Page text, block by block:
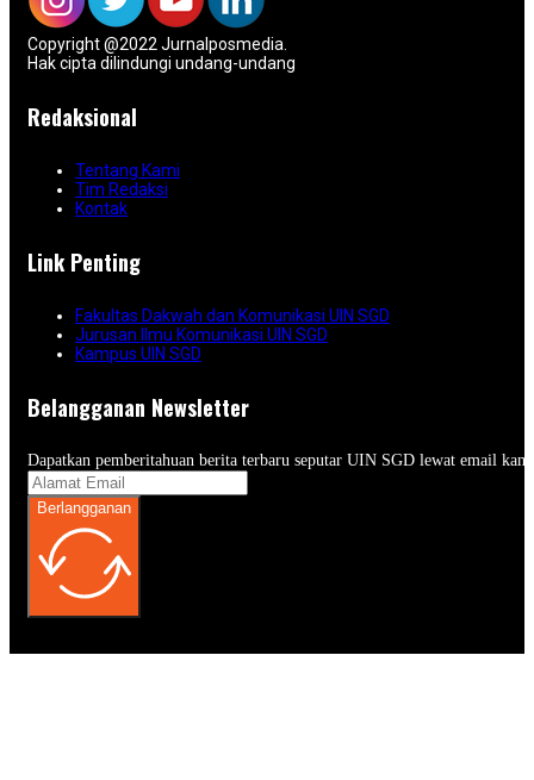
Copyright @2022 Jurnalposmedia.
Hak cipta dilindungi undang-undang
Redaksional
Tentang Kami
Tim Redaksi
Kontak
Link Penting
Fakultas Dakwah dan Komunikasi UIN SGD
Jurusan Ilmu Komunikasi UIN SGD
Kampus UIN SGD
Belangganan Newsletter
Dapatkan pemberitahuan berita terbaru seputar UIN SGD lewat email
Berlangganan